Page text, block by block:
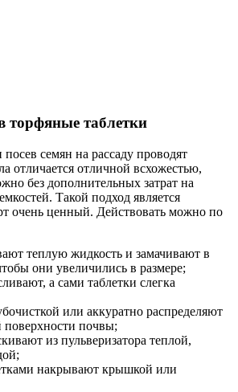
торфяные таблетки
семян на рассаду проводят
отличается отличной всхожестью,
без дополнительных затрат на
Такой подход является
очень ценный. Действовать можно по
теплую жидкость и замачивают в
они увеличились в размере;
а сами таблетки слегка
или аккуратно распределяют
поверхности почвы;
из пульверизатора теплой,
накрывают крышкой или